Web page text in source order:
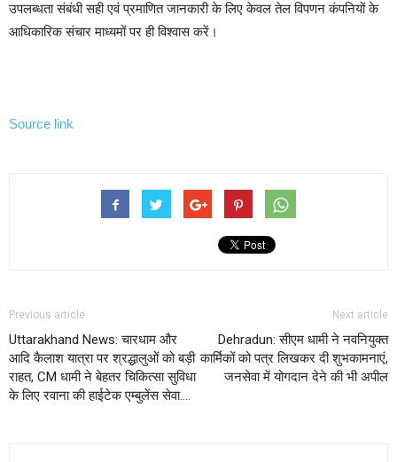
उपलब्धता संबंधी सही एवं प्रमाणित जानकारी के लिए केवल तेल विपणन कंपनियों के
आधिकारिक संचार माध्यमों पर ही विश्वास करें।
Source link
Previous article
Uttarakhand News: चारधाम और
आदि कैलाश यात्रा पर श्रद्धालुओं को बड़ी
राहत, CM धामी ने बेहतर चिकित्सा सुविधा
के लिए रवाना की हाईटेक एम्बुलेंस सेवा….
Next article
Dehradun: सीएम धामी ने नवनियुक्त
कार्मिकों को पत्र लिखकर दी शुभकामनाएं,
जनसेवा में योगदान देने की भी अपील